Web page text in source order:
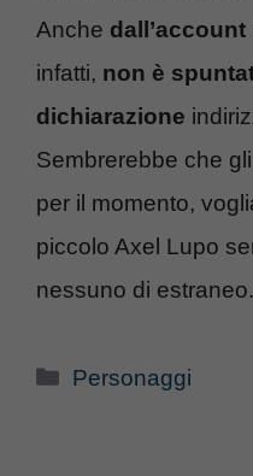
Anche
infatti, non è
dichiarazione
Sembrerebbe che
per il momento,
piccolo Axel Lupo
nessuno di estraneo.
Categorie
Personaggi